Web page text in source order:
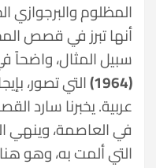
المظلوم والبرجوازي
أنها تبرز في قصص
سبيل المثال،
(1964)
التي تصور،
عربية. يخبرنا سارد
في العاصمة، وينهي
التي ألمت به، وهو